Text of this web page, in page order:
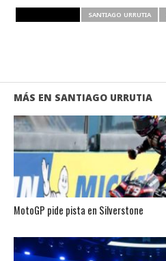
SANTIAGO URRUTIA
MÁS EN SANTIAGO URRUTIA
MotoGP pide pista en Silverstone